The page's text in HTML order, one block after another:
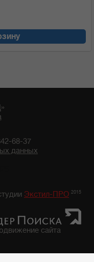
68-37
данных
Экстил-ПРО 2015
сайта